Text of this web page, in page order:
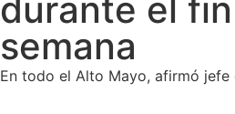
durante el
semana
En todo el Alto Mayo, afirmó jefe